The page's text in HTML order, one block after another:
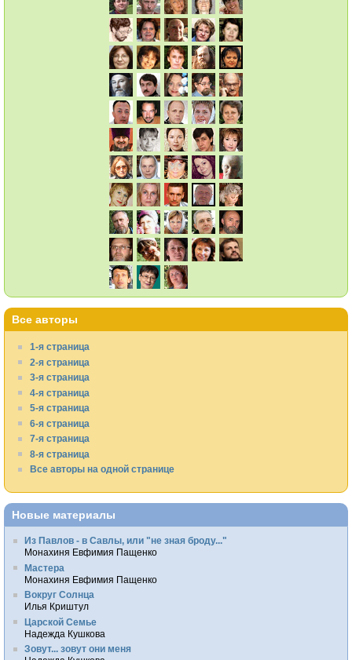
Все авторы
1-я страница
2-я страница
3-я страница
4-я страница
5-я страница
6-я страница
7-я страница
8-я страница
Все авторы на одной странице
Новые материалы
Из Павлов - в Савлы, или "не зная броду..."
Монахиня Евфимия Пащенко
Мастера
Монахиня Евфимия Пащенко
Вокруг Солнца
Илья Криштул
Царской Семье
Надежда Кушкова
Зовут... зовут они меня